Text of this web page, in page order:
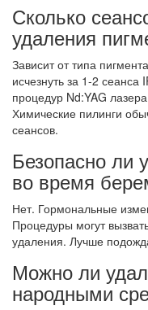
Сколько
удаления
Зависит от типа
исчезнуть за 1-2
процедур Nd:YAG
Химические пилинги
сеансов.
Безопасно ли
во время
Нет. Гормональные
Процедуры могут
удаления. Лучше
Можно ли
народными